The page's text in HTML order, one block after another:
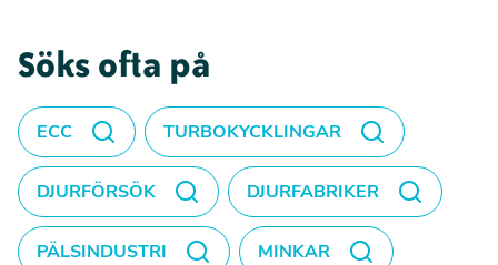
Söks ofta på
ECC TURBOKYCKLINGAR
DJURFÖRSÖK DJURFABRIKER
PÄLSINDUSTRI MINKAR